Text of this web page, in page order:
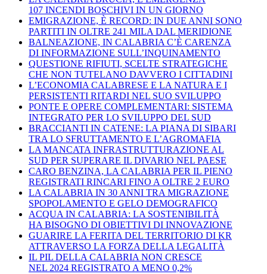
107 INCENDI BOSCHIVI IN UN GIORNO
EMIGRAZIONE, È RECORD: IN DUE ANNI SONO
PARTITI IN OLTRE 241 MILA DAL MERIDIONE
BALNEAZIONE, IN CALABRIA C’È CARENZA
DI INFORMAZIONE SULL’INQUINAMENTO
QUESTIONE RIFIUTI, SCELTE STRATEGICHE
CHE NON TUTELANO DAVVERO I CITTADINI
L’ECONOMIA CALABRESE E LA NATURA E I
PERSISTENTI RITARDI NEL SUO SVILUPPO
PONTE E OPERE COMPLEMENTARI: SISTEMA
INTEGRATO PER LO SVILUPPO DEL SUD
BRACCIANTI IN CATENE: LA PIANA DI SIBARI
TRA LO SFRUTTAMENTO E L’AGROMAFIA
LA MANCATA INFRASTRUTTURAZIONE AL
SUD PER SUPERARE IL DIVARIO NEL PAESE
CARO BENZINA, LA CALABRIA PER IL PIENO
REGISTRATI RINCARI FINO A OLTRE 2 EURO
LA CALABRIA IN 30 ANNI TRA MIGRAZIONE
SPOPOLAMENTO E GELO DEMOGRAFICO
ACQUA IN CALABRIA: LA SOSTENIBILITÀ
HA BISOGNO DI OBIETTIVI DI INNOVAZIONE
GUARIRE LA FERITA DEL TERRITORIO DI KR
ATTRAVERSO LA FORZA DELLA LEGALITÀ
IL PIL DELLA CALABRIA NON CRESCE
NEL 2024 REGISTRATO A MENO 0,2%